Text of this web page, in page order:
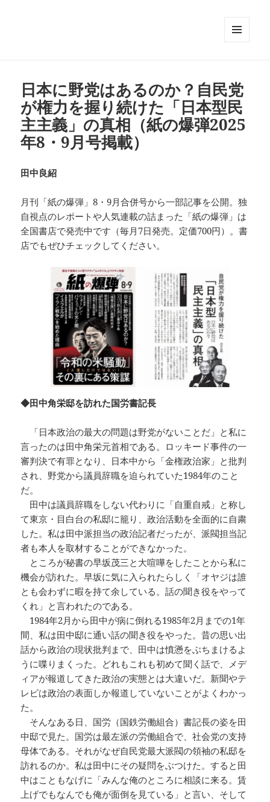
ット
日本に野党はあるのか？自民党
が権力を握り続けた「日本型民
主主義」の真相（紙の爆弾2025
年8・9月号掲載）
田中良紹
月刊「紙の爆弾」8・9月合併号から一部記事を公開。独
自視点のレポートや人気連載の詰まった「紙の爆弾」は
全国書店で発売中です（毎月7日発売。定価700円）。書
店でもぜひチェックしてください。
◆田中角栄邸を訪れた国労書記長
「日本政治の最大の問題は野党がないことだ」と私に
言ったのは田中角栄元首相である。ロッキード事件の一
審判決で有罪となり、日本中から「金権政治家」と批判
され、野党から議員辞職を迫られていた1984年のこと
だ。
田中は議員辞職をしない代わりに「自重自戒」と称し
て東京・目白台の私邸に籠り、政治活動を全面的に自粛
した。私は田中派担当の政治記者だったが、派閥担当記
者も本人を取材することができなかった。
ところが秘書の早坂茂三と大喧嘩をしたことから私に
機会が訪れた。早坂に気に入られたらしく「オヤジは誰
とも会わずに暇を持て余している。話の聞き役をやって
くれ」と言われたのである。
1984年2月から田中が病に倒れる1985年2月までの1年
間、私は田中邸に通い話の聞き役をやった。昔の思い出
話から政治の現状批判まで、田中は憤懣をぶちまけるよ
うに喋りまくった。どれもこれも初めて聞く話で、メデ
ィアが報道してきた政治の実態とは大違いだ。新聞やテ
レビは政治の表面しか報道していないことがよくわかっ
た。
そんなある日、国労（国鉄労働組合）書記長の姿を田
中邸で見た。国労は最左派の労働組合で、社会党の支持
母体である。それがなぜ自民党最大派閥の領袖の私邸を
訪れるのか。私は田中にその疑問をぶつけた。すると田
中はこともなげに「みんな俺のところに相談に来る。賃
上げでもなんでも俺が面倒を見ている」と言い、そして